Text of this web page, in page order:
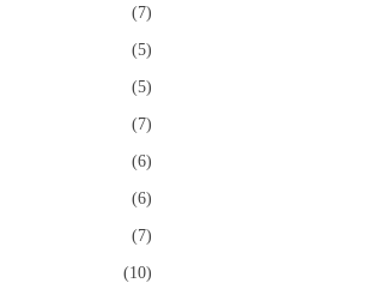
(7)
(5)
(5)
(7)
(6)
(6)
(7)
(10)